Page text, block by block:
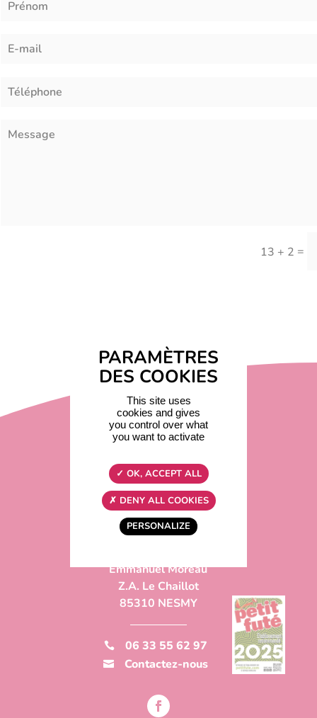
13 + 2 =
Emmanuel Moreau
Z.A. Le Chaillot
85310 NESMY
 06 33 55 62 97
 Contactez-nous
This site uses
cookies and gives
you control over what
you want to activate
OK, ACCEPT ALL
DENY ALL COOKIES
PERSONALIZE